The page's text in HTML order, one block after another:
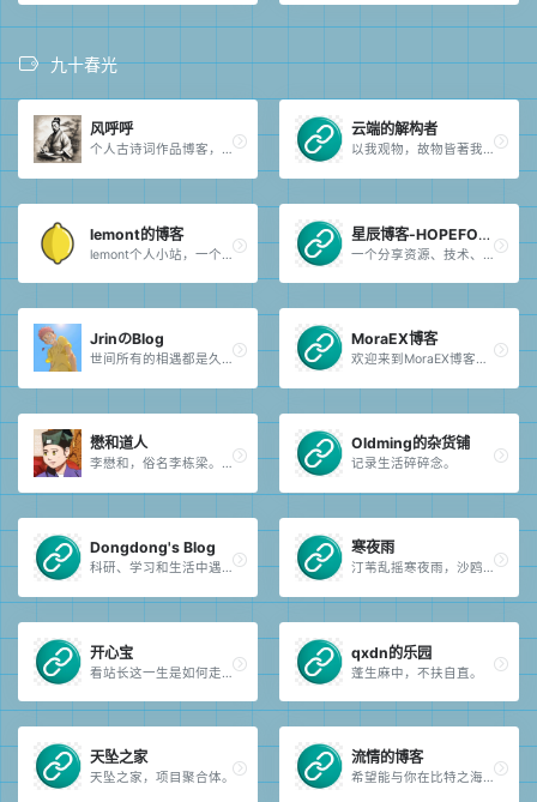
九十春光
风呼呼
个人古诗词作品博客，望高才能不吝赐教！
云端的解构者
以我观物，故物皆著我之色彩。
lemont的博客
lemont个人小站，一个写博客的地方，记录工作、生活中的点点滴滴，不定期更新分享网站模版、python学习教程、学习资料、web开发教程及IT技术等资源。随意自取，欢迎指点。
星辰博客-HOPEFORSTAR
一个分享资源、技术、工具和教程的博客。
JrinのBlog
世间所有的相遇都是久别重逢~
MoraEX博客
欢迎来到MoraEX博客，这里是一个新媒体行业社畜用来在互联网上留下痕迹的网站，在这里你能够看到我的日常生活；学习笔记；到处瞎拍的照片以及一些玩机教程等东西。
懋和道人
李懋和，俗名李栋梁。书法、国画爱好者，互联网安全与前端建设者。
Oldming的杂货铺
记录生活碎碎念。
Dongdong's Blog
科研、学习和生活中遇到的问题，解决之后，汇总成文档。
寒夜雨
汀苇乱摇寒夜雨，沙鸥闲弄夕阳天。
开心宝
看站长这一生是如何走向深渊的。
qxdn的乐园
蓬生麻中，不扶自直。
天坠之家
天坠之家，项目聚合体。
流情的博客
希望能与你在比特之海的繁星之下相见。